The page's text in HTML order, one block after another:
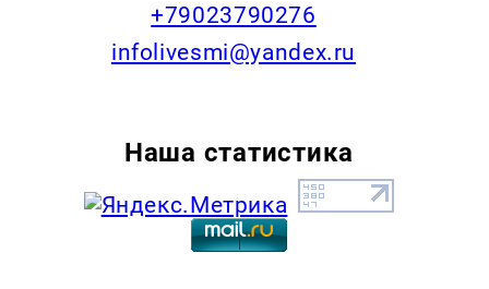
+79023790276
infolivesmi@yandex.ru
Наша статистика